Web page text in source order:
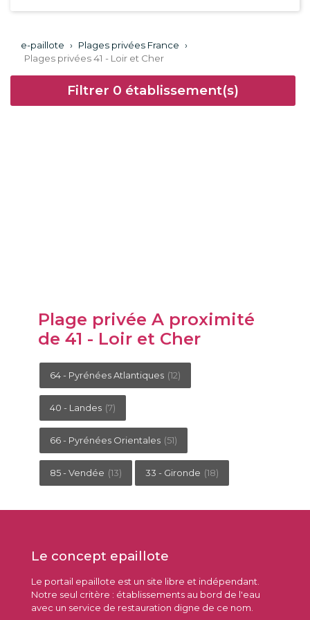
e-paillote › Plages privées France ›
Plages privées 41 - Loir et Cher
Filtrer 0 établissement(s)
Plage privée A proximité
de 41 - Loir et Cher
64 - Pyrénées Atlantiques (12)
40 - Landes (7)
66 - Pyrénées Orientales (51)
85 - Vendée (13) 33 - Gironde (18)
Le concept epaillote
Le portail epaillote est un site libre et indépendant.
Notre seul critère : établissements au bord de l'eau
avec un service de restauration digne de ce nom.